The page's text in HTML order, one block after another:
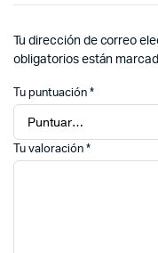
Tu dirección de correo
obligatorios están
Tu puntuación *
Tu valoración *